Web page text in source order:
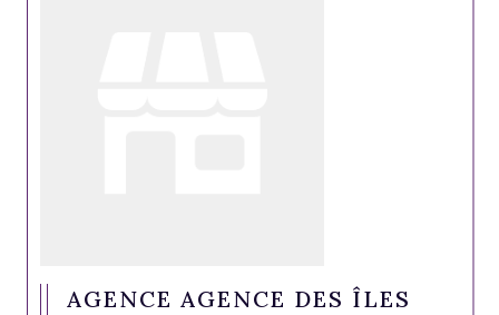
AGENCE AGENCE DES ÎLES